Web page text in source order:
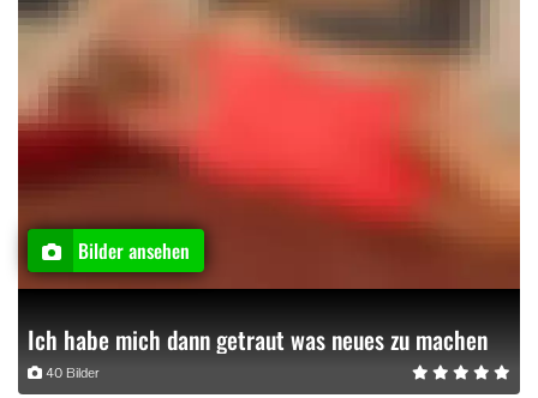
Bilder ansehen
Ich habe mich dann getraut was neues zu machen
40 Bilder